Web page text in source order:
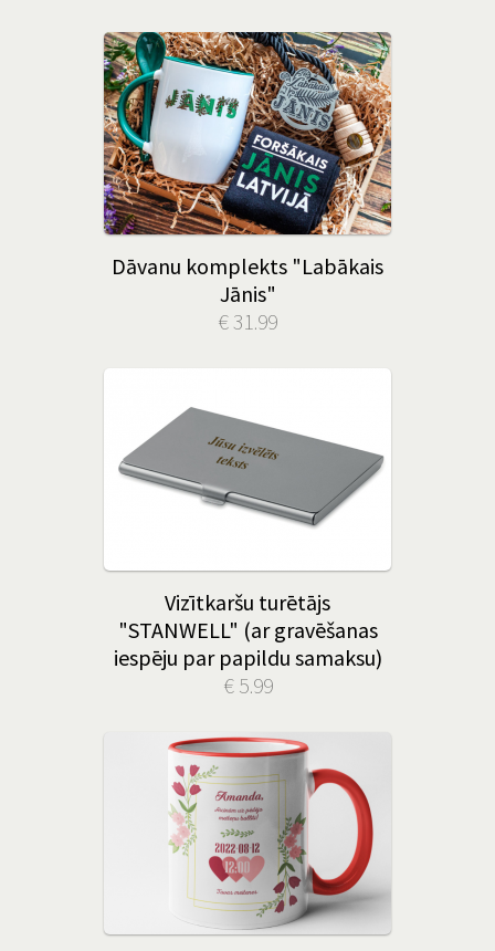
Dāvanu komplekts "Labākais
Jānis"
€ 31.99
Vizītkaršu turētājs
"STANWELL" (ar gravēšanas
iespēju par papildu samaksu)
€ 5.99